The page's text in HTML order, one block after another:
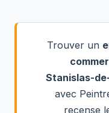
Trouver un
Stanislas-
avec
recense